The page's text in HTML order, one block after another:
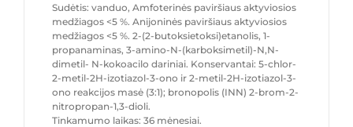
Sudėtis: vanduo, Amfoterinės paviršiaus aktyviosios
medžiagos <5 %. Anijoninės paviršiaus aktyviosios
medžiagos <5 %. 2-(2-butoksietoksi)etanolis, 1-
propanaminas, 3-amino-N-(karboksimetil)-N,N-
dimetil- N-kokoacilo dariniai. Konservantai: 5-chlor-
2-metil-2H-izotiazol-3-ono ir 2-metil-2H-izotiazol-3-
ono reakcijos masė (3:1); bronopolis (INN) 2-brom-2-
nitropropan-1,3-dioli.
Tinkamumo laikas: 36 mėnesiai.